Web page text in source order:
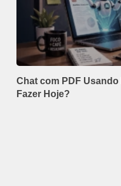
Chat com PDF Usando
Fazer Hoje?